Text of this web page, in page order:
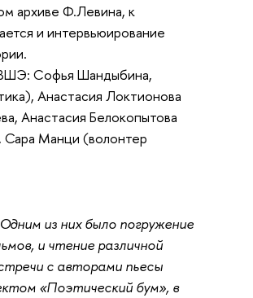
архиве Ф.Левина, к
и интервьюирование
ВШЭ: Софья Шандыбина,
Анастасия Локтионова
Анастасия Белокопытова
Манци (волонтер
из них было погружение
и чтение различной
с авторами пьесы
«Поэтический бум», в